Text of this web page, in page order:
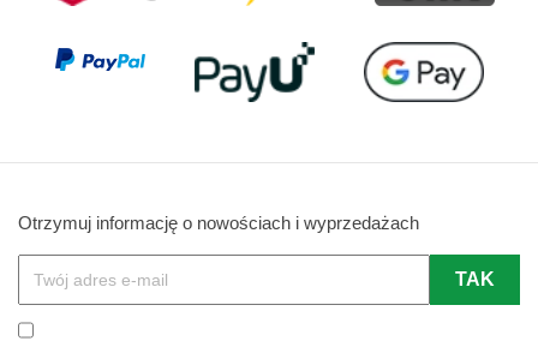
Otrzymuj informację o nowościach i wyprzedażach